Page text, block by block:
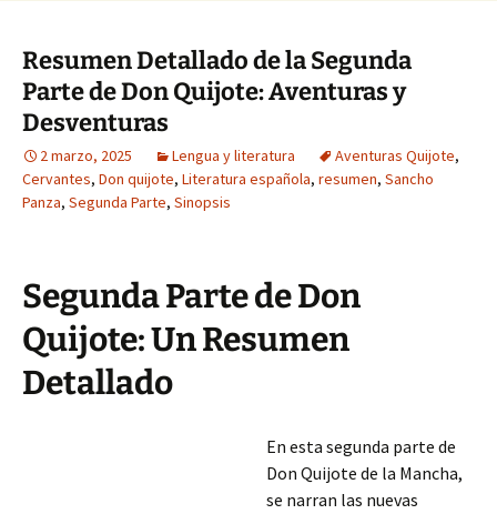
Resumen Detallado de la Segunda
Parte de Don Quijote: Aventuras y
Desventuras
2 marzo, 2025 Lengua y literatura Aventuras Quijote,
Cervantes, Don quijote, Literatura española, resumen, Sancho
Panza, Segunda Parte, Sinopsis
Segunda Parte de Don
Quijote: Un Resumen
Detallado
En esta segunda parte de
Don Quijote de la Mancha,
se narran las nuevas